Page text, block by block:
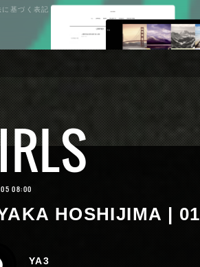
08:00
HOSHIJIMA | 01
YA3
基づく表記